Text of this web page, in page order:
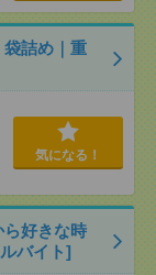
袋詰め｜重
気になる！
好きな時
バイト]